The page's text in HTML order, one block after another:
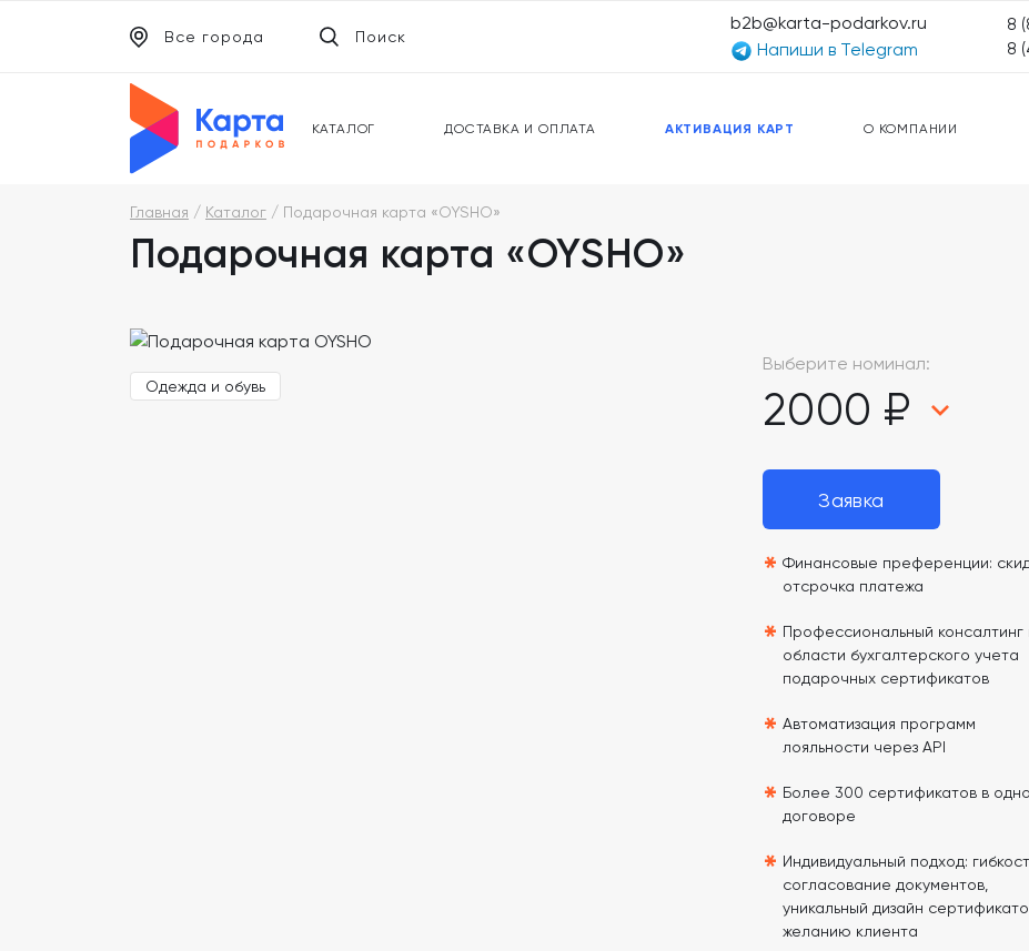
КАТАЛОГ ДОСТАВКА И ОПЛАТА АКТИВАЦИЯ КАРТ О КОМПАНИИ
Все города Поиск
b2b@karta-podarkov.ru
Напиши в Telegram
8
8
ПОДАРОЧНЫЕ КАРТЫ
ПРЕДОПЛАЧЕННЫЕ КАРТЫ
Главная Каталог Подарочная карта «OYSHO»
Подарочная карта «OYSHO»
Одежда и обувь
Выберите номинал:
2000 ₽
Заявка
* Финансовые преференции:
отсрочка платежа
* Профессиональный консалтинг
области бухгалтерского учета
подарочных сертификатов
* Автоматизация программ
лояльности через API
* Более 300 сертификатов в
договоре
* Индивидуальный подход:
согласование документов,
уникальный дизайн
желанию клиента